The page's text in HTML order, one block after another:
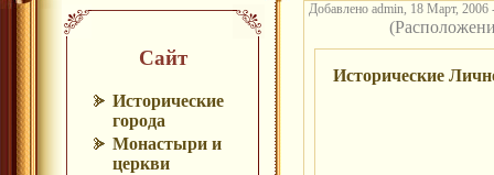
Сайт
Исторические
города
Монастыри и
церкви
Добавлено admin, 18 Март, 2006
Исторические